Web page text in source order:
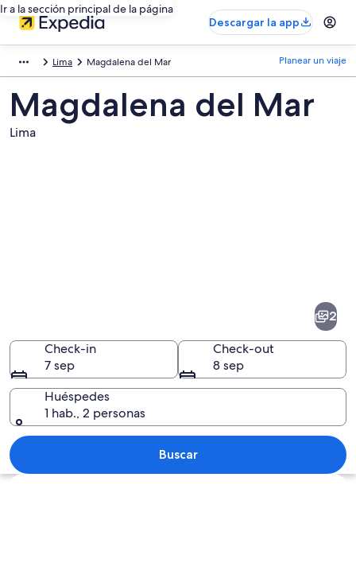
Ir a la sección principal de la página
Descargar la app
Lima Magdalena del Mar Planear un viaje
Magdalena del Mar
Lima
Mar
Una playa con grandes boletas
2
Check-in
7 sep
Check-out
8 sep
Huéspedes
1 hab., 2 personas
Buscar
Explorar mapa